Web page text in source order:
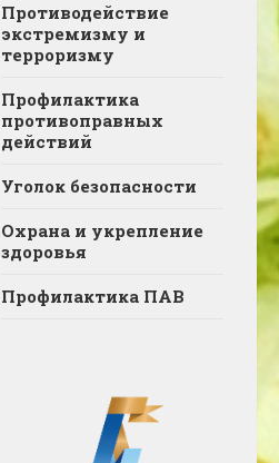
Противодействие
экстремизму и
терроризму
Профилактика
противоправных
действий
Уголок безопасности
Охрана и укрепление
здоровья
Профилактика ПАВ